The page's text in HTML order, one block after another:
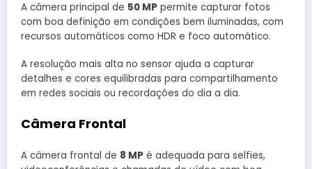
A câmera principal de 50 MP permite capturar fotos
com boa definição em condições bem iluminadas, com
recursos automáticos como HDR e foco automático.
A resolução mais alta no sensor ajuda a capturar
detalhes e cores equilibradas para compartilhamento
em redes sociais ou recordações do dia a dia.
Câmera Frontal
A câmera frontal de 8 MP é adequada para selfies,